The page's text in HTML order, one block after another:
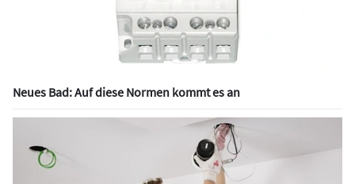
Neues Bad: Auf diese Normen kommt es an